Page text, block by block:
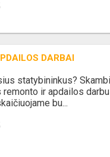
DARBAI
statybininkus?
ir apdailos
bu...